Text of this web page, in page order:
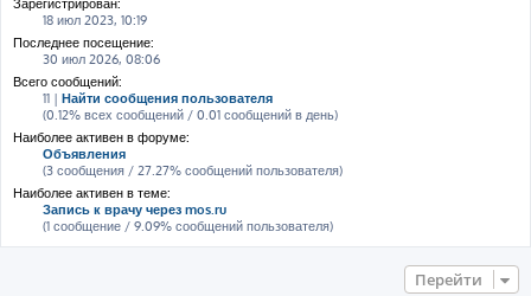
18 июл 2023, 10:19
Последнее посещение:
30 июл 2026, 08:06
Всего сообщений:
11 | Найти сообщения пользователя
(0.12% всех сообщений / 0.01 сообщений в день)
Наиболее активен в форуме:
Объявления
(3 сообщения / 27.27% сообщений пользователя)
Наиболее активен в теме:
Запись к врачу через mos.ru
(1 сообщение / 9.09% сообщений пользователя)
Перейти